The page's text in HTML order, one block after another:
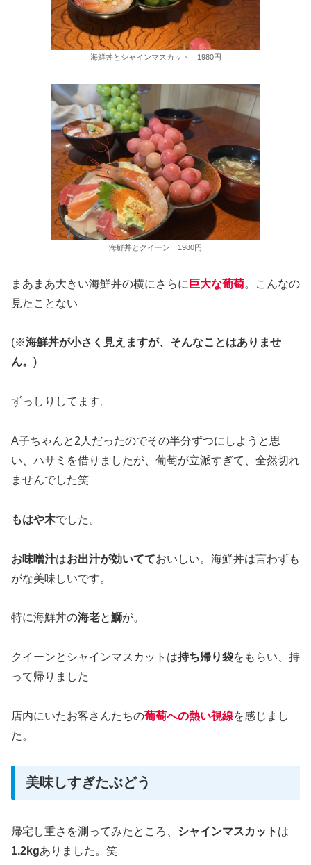
海鮮丼とシャインマスカット 1980円
海鮮丼とクイーン 1980円
まあまあ大きい海鮮丼の横にさらに 巨大な葡萄。こんなの
見たことない
(※海鮮丼が小さく見えますが、そんなことはありませ
ん。 )
ずっしりしてます。
A子ちゃんと2人だったのでその半分ずつにしようと思
い、ハサミを借りましたが、葡萄が立派すぎて、全然切れ
ませんでした笑
もはや木でした。
お味噌汁はお出汁が効いてておいしい。海鮮丼は言わずも
がな美味しいです。
特に海鮮丼の海老と鰤が。
クイーンとシャインマスカットは持ち帰り袋をもらい、持
って帰りました
店内にいたお客さんたちの葡萄への熱い視線を感じまし
た。
美味しすぎたぶどう
帰宅し重さを測ってみたところ、 シャインマスカット は
1.2kgありました。笑